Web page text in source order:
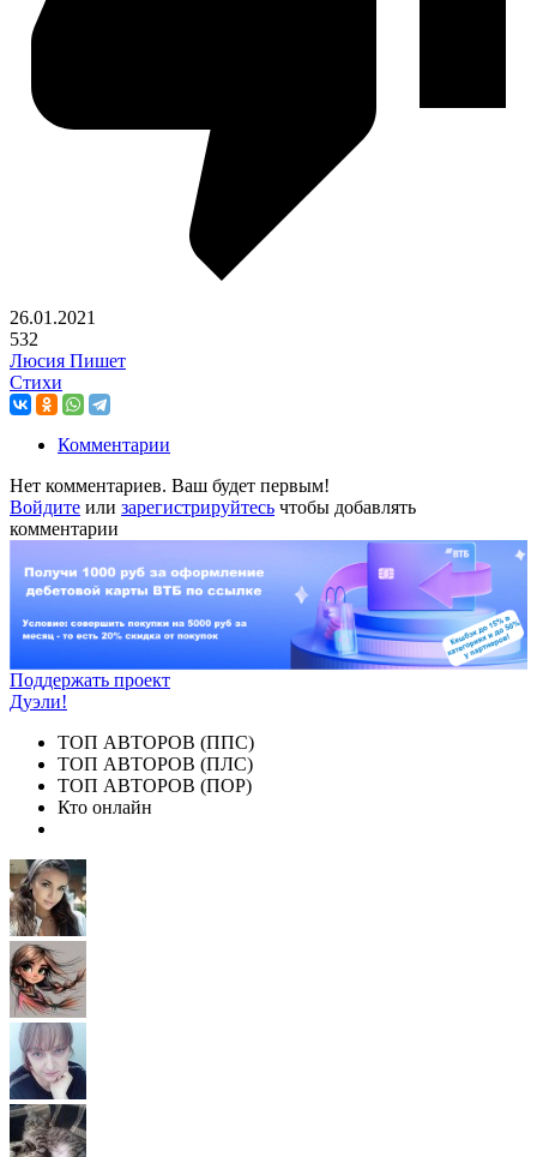
26.01.2021
532
Люсия Пишет
Стихи
Комментарии
Нет комментариев. Ваш будет первым!
Войдите или зарегистрируйтесь чтобы добавлять
комментарии
Поддержать проект
Дуэли!
ТОП АВТОРОВ (ППС)
ТОП АВТОРОВ (ПЛС)
ТОП АВТОРОВ (ПОР)
Кто онлайн